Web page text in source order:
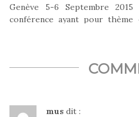
Genève 5-6 Septembre
conférence ayant pour thème
mus dit :